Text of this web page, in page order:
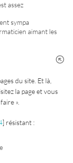
assez
sympa
aimant les
du site. Et là,
la page et vous
».
] résistant :